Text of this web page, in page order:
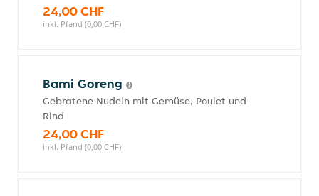
24,00 CHF
inkl. Pfand (0,00 CHF)
Bami Goreng
Gebratene Nudeln mit Gemüse, Poulet und
Rind
24,00 CHF
inkl. Pfand (0,00 CHF)